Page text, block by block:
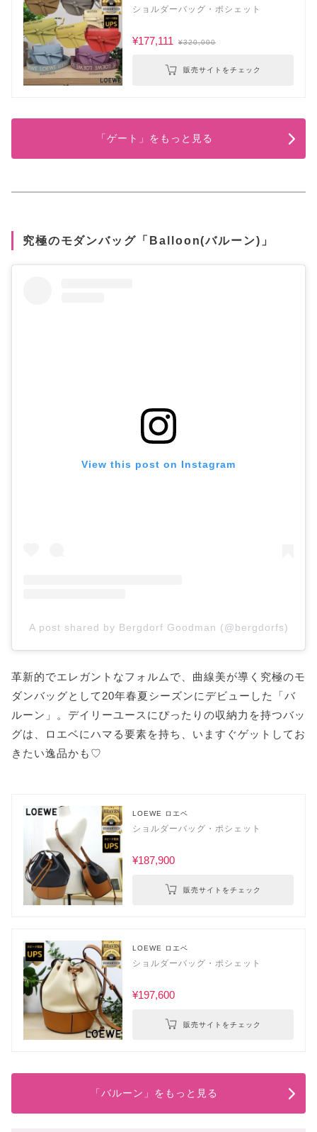
ショルダーバッグ・ポシェット
¥177,111 ¥320,000
販売サイトをチェック
「ゲート」をもっと見る
究極のモダンバッグ「Balloon(バルーン)」
View this post on Instagram
A post shared by Bergdorf Goodman (@bergdorfs)
革新的でエレガントなフォルムで、曲線美が導く究極のモ
ダンバッグとして20年春夏シーズンにデビューした「バ
ルーン」。デイリーユースにぴったりの収納力を持つバッ
グは、ロエベにハマる要素を持ち、いますぐゲットしてお
きたい逸品かも♡
LOEWE ロエベ
ショルダーバッグ・ポシェット
¥187,900
販売サイトをチェック
LOEWE ロエベ
ショルダーバッグ・ポシェット
¥197,600
販売サイトをチェック
「バルーン」をもっと見る